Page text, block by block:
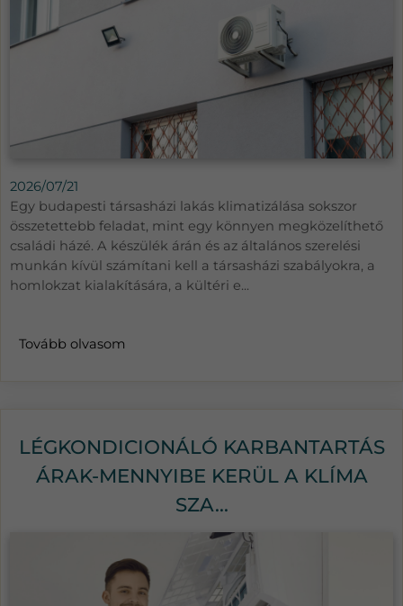
2026/07/21
Egy budapesti társasházi lakás klimatizálása sokszor
összetettebb feladat, mint egy könnyen megközelíthető
családi házé. A készülék árán és az általános szerelési
munkán kívül számítani kell a társasházi szabályokra, a
homlokzat kialakítására, a kültéri e...
Tovább olvasom
LÉGKONDICIONÁLÓ KARBANTARTÁS
ÁRAK-MENNYIBE KERÜL A KLÍMA
SZA...